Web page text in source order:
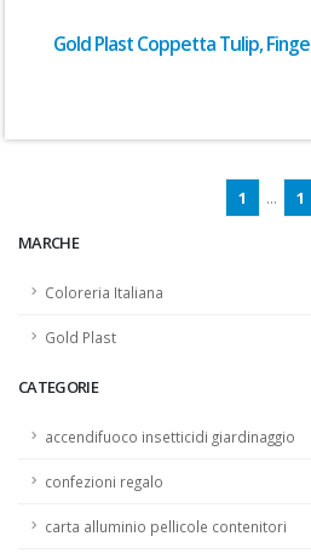
MARCHE
Coloreria Italiana
Gold Plast
CATEGORIE
accendifuoco insetticidi giardinaggio
confezioni regalo
carta alluminio pellicole contenitori
Gold Plast Coppetta Tulip,
1 ... 1